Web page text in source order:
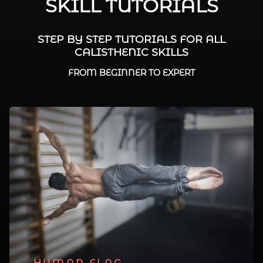
SKILL TUTORIALS
STEP BY STEP TUTORIALS FOR ALL
CALISTHENIC SKILLS
FROM BEGINNER TO EXPERT